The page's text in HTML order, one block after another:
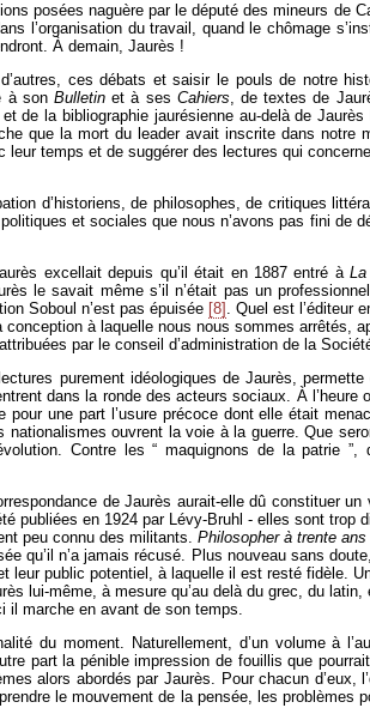
posées naguère par le député des mineurs de
l’organisation du travail, quand le chômage
À demain, Jaurès !
ces débats et saisir le pouls de notre
à son Bulletinet à ses Cahiers, de textes de
de la bibliographie jaurésienne au-delà de
que la mort du leader avait inscrite dans notre
temps et de suggérer des lectures qui
d’historiens, de philosophes, de critiques
et sociales que nous n’avons pas fini de
excellait depuis qu’il était en 1887 entré à
le savait même s’il n’était pas un
Soboul n’est pas épuisée [8] . Quel est l’éditeur
à laquelle nous nous sommes arrêtés,
par le conseil d’administration de la
purement idéologiques de Jaurès, permette
dans la ronde des acteurs sociaux. À l’heure
une part l’usure précoce dont elle était
ouvrent la voie à la guerre. Que
Contre les “ maquignons de la patrie ”,
de Jaurès aurait-elle dû constituer un
publiées en 1924 par Lévy-Bruhl - elles sont trop
peu connu des militants. Philosopher à trente ans
qu’il n’a jamais récusé. Plus nouveau sans
leur public potentiel, à laquelle il est resté fidèle.
lui-même, à mesure qu’au delà du grec, du latin,
il marche en avant de son temps.
du moment. Naturellement, d’un volume à
part la pénible impression de fouillis que
alors abordés par Jaurès. Pour chacun d’eux,
le mouvement de la pensée, les problèmes